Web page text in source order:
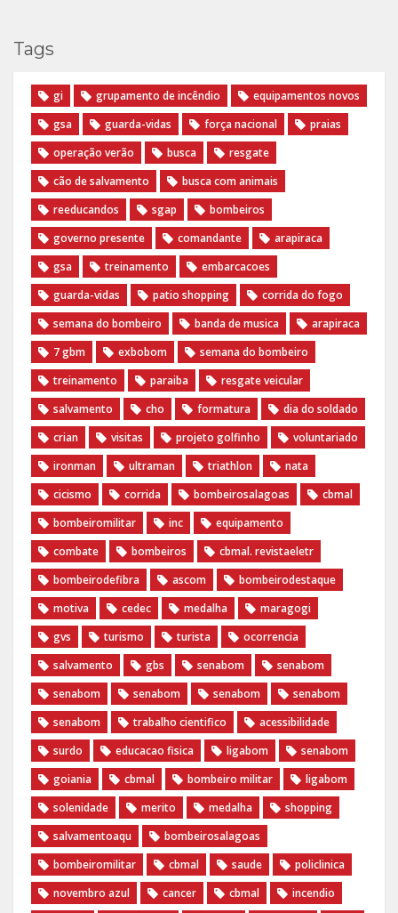
Tags
gi grupamento de incêndio
equipamentos novos
gsa
guarda-vidas força nacional
praias
operação verão
busca
resgate
cão de salvamento
busca com animais
reeducandos
sgap
bombeiros
governo presente
comandante
arapiraca
gsa
treinamento
embarcacoes
guarda-vidas
patio shopping
corrida do fogo
semana do bombeiro
banda de musica
arapiraca
7 gbm
exbobom
semana do bombeiro
treinamento
paraiba
resgate veicular
salvamento
cho formatura
dia do soldado
crian
visitas projeto golfinho
voluntariado
ironman
ultraman triathlon
nata
cicismo
corrida bombeirosalagoas
cbmal
bombeiromilitar
inc
equipamento
combate
bombeiros
cbmal. revistaeletr
bombeirodefibra
ascom
bombeirodestaque
motiva
cedec medalha
maragogi
gvs
turismo turista
ocorrencia
salvamento
gbs senabom
senabom
senabom
senabom senabom
senabom
senabom
trabalho cientifico
acessibilidade
surdo
educacao fisica ligabom
senabom
goiania
cbmal bombeiro militar
ligabom
solenidade
merito medalha
shopping
salvamentoaqu
bombeirosalagoas
bombeiromilitar
cbmal saude
policlinica
novembro azul
cancer cbmal
incendio